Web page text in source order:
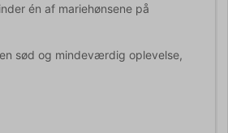
én af mariehønsene på
sød og mindeværdig oplevelse,